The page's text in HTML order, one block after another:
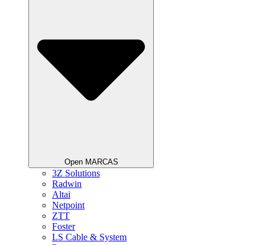
Open MARCAS
3Z Solutions
Radwin
Altai
Netpoint
ZTT
Foster
LS Cable & System